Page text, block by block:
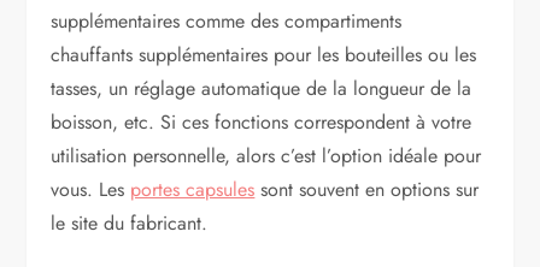
supplémentaires comme des compartiments
chauffants supplémentaires pour les bouteilles ou les
tasses, un réglage automatique de la longueur de la
boisson, etc. Si ces fonctions correspondent à votre
utilisation personnelle, alors c’est l’option idéale pour
vous. Les portes capsules sont souvent en options sur
le site du fabricant.